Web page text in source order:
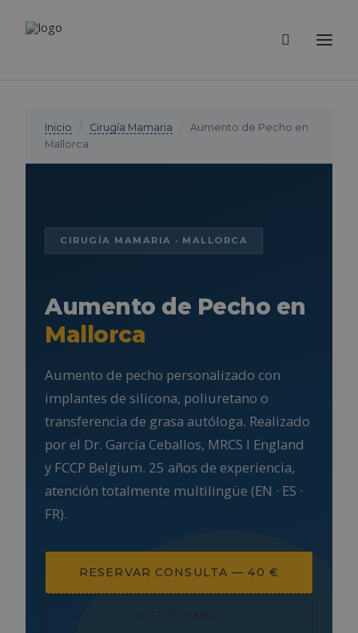
Inicio / Cirugía Mamaria / Aumento de Pecho en
Mallorca
CIRUGÍA MAMARIA · MALLORCA
Aumento de Pecho en
Mallorca
Aumento de pecho personalizado con
implantes de silicona, poliuretano o
transferencia de grasa autóloga. Realizado
por el Dr. García Ceballos, MRCS I England
y FCCP Belgium. 25 años de experiencia,
atención totalmente multilingüe (EN · ES ·
FR).
RESERVAR CONSULTA — 40 €
971 254 686